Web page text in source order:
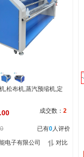
,松布机,蒸汽预缩机,定
成交数： 2
已有0人评价
电子有限公司
对比